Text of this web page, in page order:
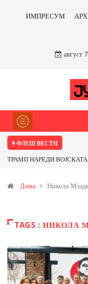
ИМПРЕСУМ
август
ФЛЕШ ВЕСТИ
ТРАМП НАРЕДИ
Иловица и со антимонот?
Дома Никола
TAGS : НИКОЛА